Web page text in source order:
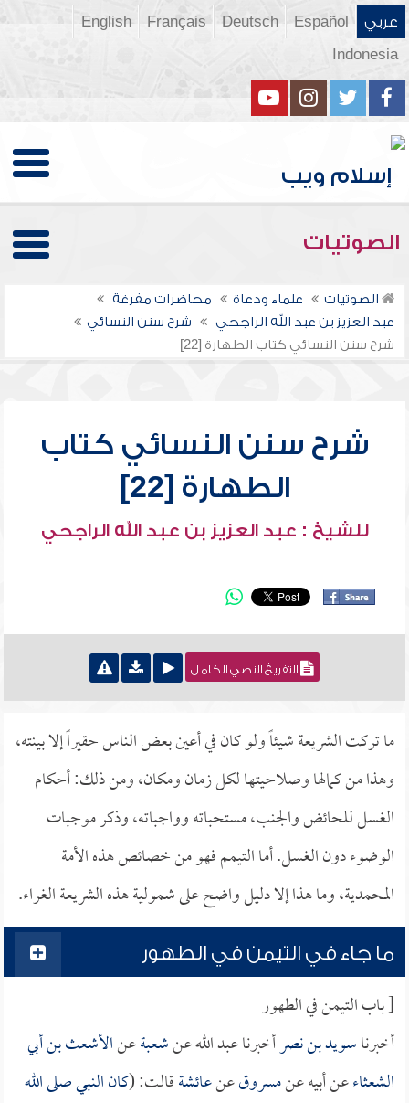
عربي Español
Deutsch
Français
English
Indonesia
الصوتيات
الصوتيات علماء ودعاة
محاضرات مفرغة
عبد العزيز بن عبد الله الراجحي
شرح سنن النسائي
شرح سنن النسائي كتاب الطهارة [22]
شرح سنن النسائي كتاب
الطهارة [22]
للشيخ : عبد العزيز بن عبد الله الراجحي
التفريغ النصي الكامل
ما تركت الشريعة شيئاً ولو كان في أعين بعض الناس حقيراً إلا بينته،
وهذا من كمالها وصلاحيتها لكل زمان ومكان، ومن ذلك: أحكام
الغسل للحائض والجنب، مستحباته وواجباته، وذكر موجبات
الوضوء دون الغسل. أما التيمم فهو من خصائص هذه الأمة
المحمدية، وما هذا إلا دليل واضح على شمولية هذه الشريعة الغراء.
ما جاء في التيمن في الطهور
[ باب التيمن في الطهور
أخبرناسويد بن نصرأخبرنا عبد الله عنشعبةعنالأشعث بن أبي
الشعثاءعن أبيه عنمسروقعنعائشةقالت: (كان النبي صلى الله